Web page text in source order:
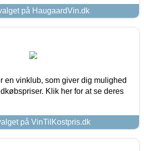
på HaugaardVin.dk
en vinklub, som giver dig mulighed
Klik her for at se deres
på VinTilKostpris.dk